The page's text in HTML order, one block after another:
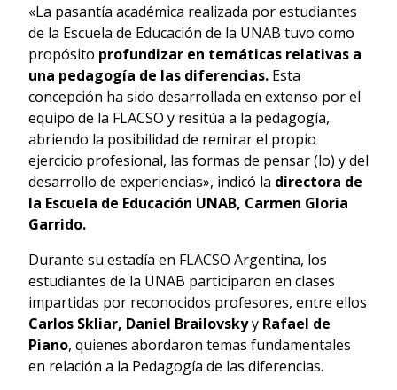
«La pasantía académica realizada por estudiantes
de la Escuela de Educación de la UNAB tuvo como
propósito profundizar en temáticas relativas a
una pedagogía de las diferencias. Esta
concepción ha sido desarrollada en extenso por el
equipo de la FLACSO y resitúa a la pedagogía,
abriendo la posibilidad de remirar el propio
ejercicio profesional, las formas de pensar (lo) y del
desarrollo de experiencias», indicó la directora de
la Escuela de Educación UNAB, Carmen Gloria
Garrido.
Durante su estadía en FLACSO Argentina, los
estudiantes de la UNAB participaron en clases
impartidas por reconocidos profesores, entre ellos
Carlos Skliar, Daniel Brailovskyy Rafael de
Piano, quienes abordaron temas fundamentales
en relación a la Pedagogía de las diferencias.